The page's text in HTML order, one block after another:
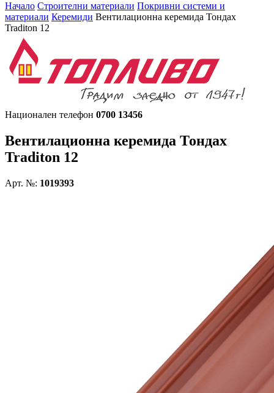
Начало Строителни материали Покривни системи и
материали Керемиди Вентилационна керемида Тондах
Traditon 12
Национален телефон 0700 13456
Вентилационна керемида Тондах
Traditon 12
Арт. №: 1019393